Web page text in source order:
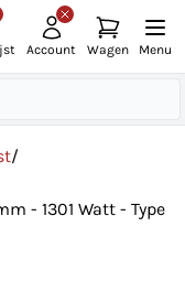
Account Wagen Menu
/
- 1301 Watt - Type